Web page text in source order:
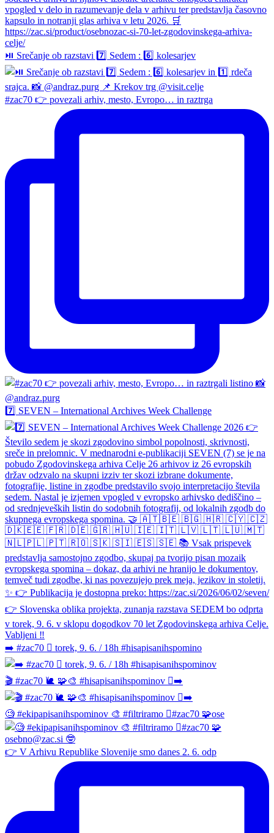
⏯️ Srečanje ob razstavi 7️⃣ Sedem : 6️⃣ kolesarjev
#zac70 👉 povezali arhiv, mesto, Evropo… in raztrga
7️⃣ SEVEN – International Archives Week Challenge
➡️ #zac70 🫆 torek, 9. 6. / 18h #hisapisanihspomino
🎬 #zac70 🐌 🧩🎨 #hisapisanihspominov 🫆➡️
🧐 #ekipapisanihspominov 🎨 #filtriramo 🫆#zac70 🧩ose
👉 V Arhivu Republike Slovenije smo danes 2. 6. odp